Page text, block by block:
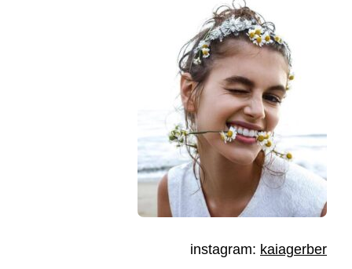
instagram: kaiagerber